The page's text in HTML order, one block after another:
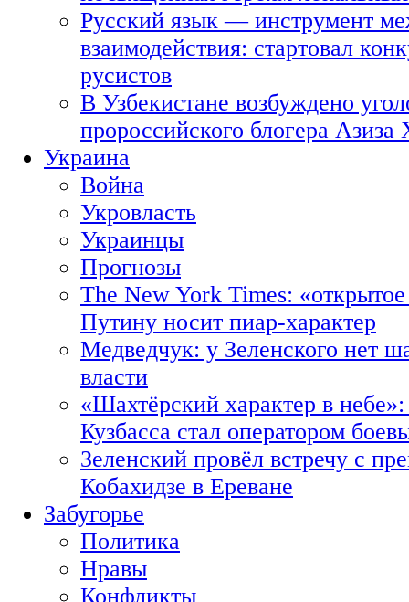
Русский язык — инструмент
взаимодействия: стартовал
русистов
В Узбекистане возбуждено
пророссийского блогера Азиза
Украина
Война
Укровласть
Украинцы
Прогнозы
The New York Times:
Путину носит пиар-характер
Медведчук: у Зеленского нет
власти
«Шахтёрский характер в
Кузбасса стал оператором
Зеленский провёл встречу с
Кобахидзе в Ереване
Забугорье
Политика
Нравы
Конфликты